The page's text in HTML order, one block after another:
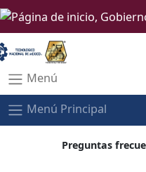
Menú
Menú Principal
Preguntas